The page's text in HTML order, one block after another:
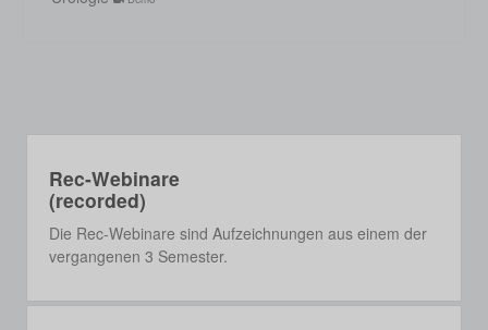
Rec-Webinare
(recorded)
Die Rec-Webinare sind Aufzeichnungen aus einem der
vergangenen 3 Semester.